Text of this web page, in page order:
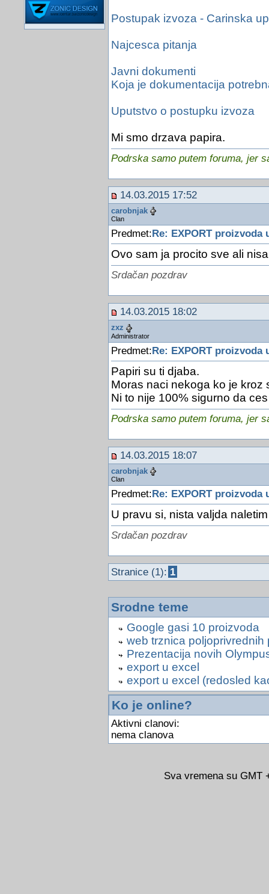
Postupak izvoza - Carinska
Najcesca pitanja
Javni dokumenti
Koja je dokumentacija
Uputstvo o postupku izvoza
Mi smo drzava papira.
Podrska samo putem foruma, jer
14.03.2015 17:52
carobnjak
Clan
Predmet: Re: EXPORT proizvoda
Ovo sam ja procito sve ali
Srdačan pozdrav
14.03.2015 18:02
zxz
Administrator
Predmet:Re: EXPORT proizvoda
Papiri su ti djaba.
Moras naci nekoga ko je kroz
Ni to nije 100% sigurno da
Podrska samo putem foruma, jer
14.03.2015 18:07
carobnjak
Clan
Predmet: Re: EXPORT proizvoda
U pravu si, nista valjda
Srdačan pozdrav
Stranice (1): 1
Srodne teme
Google gasi 10 proizvoda
web trznica poljoprivrednih
Prezentacija novih
export u excel
export u excel (redosled
Ko je online?
Aktivni clanovi:
nema clanova
Sva vremena su GMT